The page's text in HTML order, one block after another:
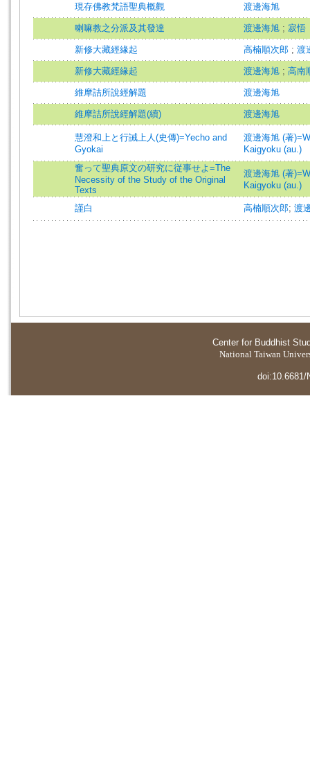
現存佛教梵語聖典概觀 渡邊海旭
喇嘛教之分派及其發達 渡邊海旭 ; 寂悟
新修大藏經緣起 高楠順次郎 ; 渡
新修大藏經緣起 渡邊海旭 ; 高南
維摩詰所說經解題 渡邊海旭
維摩詰所說經解題(續) 渡邊海旭
慧澄和上と行誡上人(史傳)=Yecho and
Gyokai
渡邊海旭 (著
Kaigyoku (au.)
奮って聖典原文の研究に従事せよ=The
Necessity of the Study of the Original
Texts
渡邊海旭 (著
Kaigyoku (au.)
謹白 高楠順次郎; 渡
Center for Buddhist
National Taiwan
doi:10.6681/